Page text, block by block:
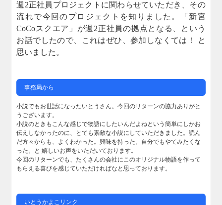
週2正社員プロジェクトに関わらせていただき、その
流れで今回のプロジェクトを知りました。
「新宮
CoCoスクエア」が週2正社員の拠点となる、という
お話でしたので、これはぜひ、参加しなくては！ と
思いました。
事務局から
小説でもお世話になったいとうさん。今回のリターンの協力ありがと
うございます。
小説のときもこんな感じで物語にしたいんだよねという簡単にしかお
伝えしなかったのに、とても素敵な小説にしていただきました。読ん
だ方々からも、よくわかった。興味を持った。自分でもやてみたくな
った。と 嬉しいお声をいただいております。
今回のリターンでも、たくさんの会社にこのオリジナル物語を作って
もらえる喜びを感じていただければなと思っております。
いとうかよこリンク